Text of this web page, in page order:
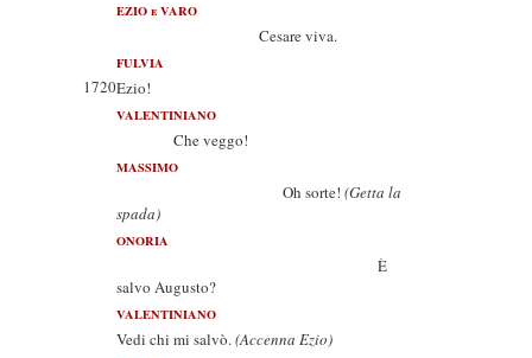
EZIO e VARO
Cesare viva.
FULVIA
1720Ezio!
VALENTINIANO
Che veggo!
MASSIMO
Oh sorte! (Getta la
spada)
ONORIA
È
salvo Augusto?
VALENTINIANO
Vedi chi mi salvò.(Accenna Ezio)